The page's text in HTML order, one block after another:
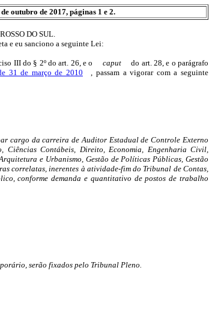
outubro de 2017, páginas 1 e 2.
DO SUL.
e eu sanciono a seguinte Lei:
III do § 2º do art. 26, e o caput
do art. 28, e o parágrafo
31 de março de 2010
, passam a vigorar com a seguinte
cargo da carreira de Auditor Estadual de Controle Externo
Ciências Contábeis, Direito, Economia, Engenharia Civil,
e Urbanismo, Gestão de Políticas Públicas, Gestão
correlatas, inerentes à atividade-fim do Tribunal de Contas,
conforme demanda e quantitativo de postos de trabalho
serão fixados pelo Tribunal Pleno.